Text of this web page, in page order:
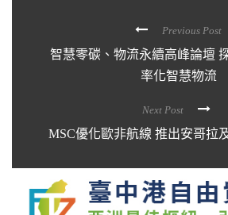
Previous Post
智慧零碳、物流永續高峰論壇
率化智慧物流
Next Post
MSC優化歐非航線 推出安哥拉